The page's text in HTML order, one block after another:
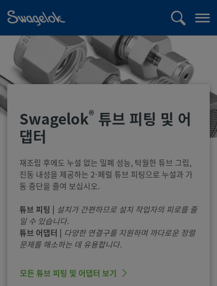
Swagelok® 튜브 피팅 및 어
댑터
재조립 후에도 누설 없는 밀폐 성능, 탁월한 튜브 그립,
진동 내성을 제공하는 2-페럴 튜브 피팅으로 누설과 가
동 중단을 줄여 보십시오.
튜브 피팅 | 설치가 간편하므로 설치 작업자의 피로를 줄
일 수 있습니다.
튜브 어댑터 | 다양한 연결구를 지원하며 까다로운 정렬
문제를 해소하는 데 유용합니다.
모든 튜브 피팅 및 어댑터 보기